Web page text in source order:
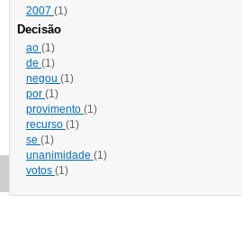
2007 (1)
Decisão
ao (1)
de (1)
negou (1)
por (1)
provimento (1)
recurso (1)
se (1)
unanimidade (1)
votos (1)